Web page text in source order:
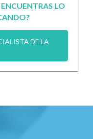
LO
DE LA